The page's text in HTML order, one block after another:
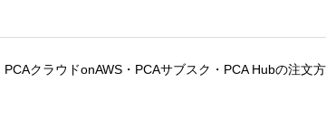
PCAクラウドonAWS・PCAサブスク・PCA Hubの注文